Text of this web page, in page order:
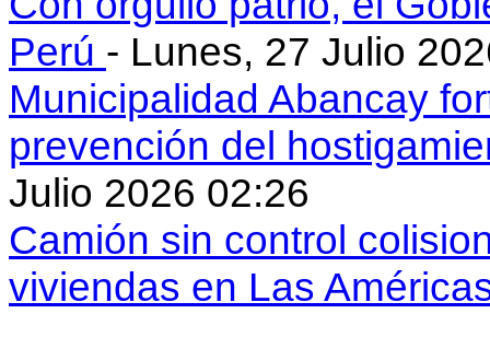
Perú - Lunes, 27 Julio
Municipalidad Abancay
prevención del
Julio 2026 02:26
Camión sin control
viviendas en Las